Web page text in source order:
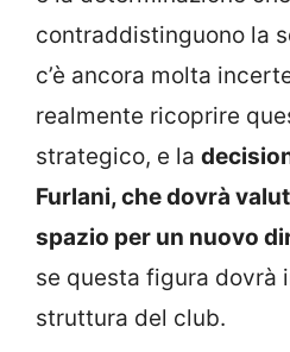
contraddistinguono la
c’è ancora molta
realmente ricoprire
strategico, e la
Furlani, che dovrà
spazio per un nuovo
se questa figura dovrà
struttura del club.